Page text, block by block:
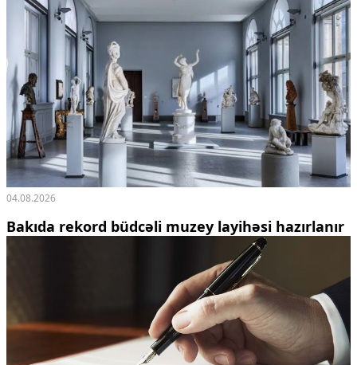
04.08.2026
Bakıda rekord büdcəli muzey layihəsi hazırlanır